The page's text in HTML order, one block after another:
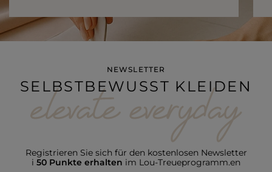
NEWSLETTER
SELBSTBEWUSST KLEIDEN
Registrieren Sie sich für den kostenlosen Newsletter
i 50 Punkte erhalten im Lou-Treueprogramm.en